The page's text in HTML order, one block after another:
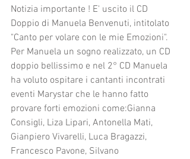
Notizia importante ! E' uscito il CD
Doppio di Manuela Benvenuti, intitolato
"Canto per volare con le mie Emozioni".
Per Manuela un sogno realizzato, un CD
doppio bellissimo e nel 2° CD Manuela
ha voluto ospitare i cantanti incontrati
eventi Marystar che le hanno fatto
provare forti emozioni come:Gianna
Consigli, Liza Lipari, Antonella Mati,
Gianpiero Vivarelli, Luca Bragazzi,
Francesco Pavone, Silvano